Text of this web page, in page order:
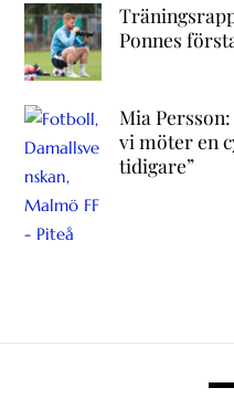
Ponnes
Mia
vi möter en
tidigare”